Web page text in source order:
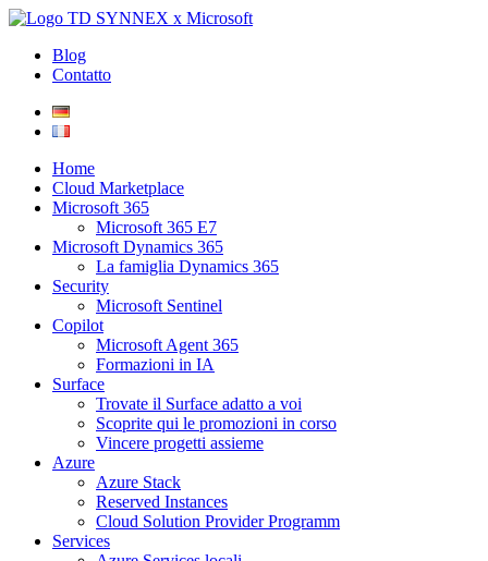
Blog
Contatto
Home
Cloud Marketplace
Microsoft 365
Microsoft 365 E7
Microsoft Dynamics 365
La famiglia Dynamics 365
Security
Microsoft Sentinel
Copilot
Microsoft Agent 365
Formazioni in IA
Surface
Trovate il Surface adatto a voi
Scoprite qui le promozioni in corso
Vincere progetti assieme
Azure
Azure Stack
Reserved Instances
Cloud Solution Provider Programm
Services